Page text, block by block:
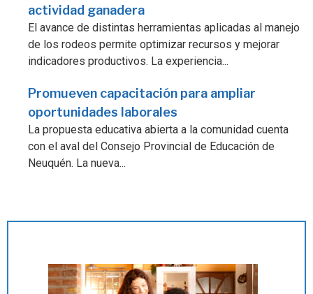
actividad ganadera
El avance de distintas herramientas aplicadas al manejo
de los rodeos permite optimizar recursos y mejorar
indicadores productivos. La experiencia...
Promueven capacitación para ampliar
oportunidades laborales
La propuesta educativa abierta a la comunidad cuenta
con el aval del Consejo Provincial de Educación de
Neuquén. La nueva...